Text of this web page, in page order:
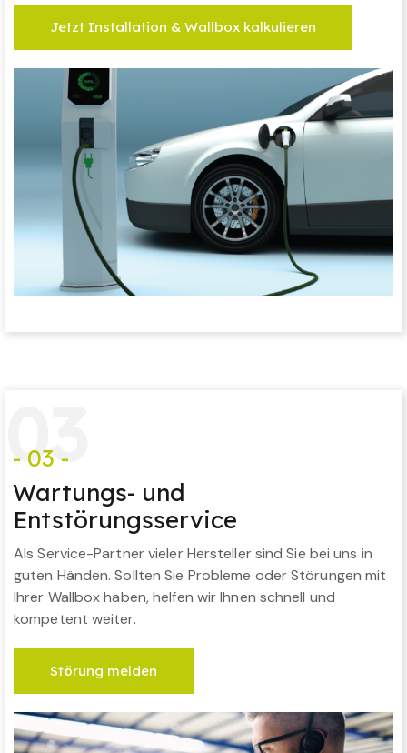
Jetzt Installation & Wallbox kalkulieren
03
- 03 -
Wartungs- und
Entstörungsservice
Als Service-Partner vieler Hersteller sind Sie bei uns in
guten Händen. Sollten Sie Probleme oder Störungen mit
Ihrer Wallbox haben, helfen wir Ihnen schnell und
kompetent weiter.
Störung melden